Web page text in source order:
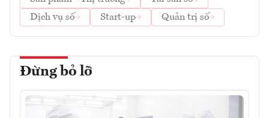
Dịch vụ số
Start-up Quản trị số
Đừng bỏ lỡ